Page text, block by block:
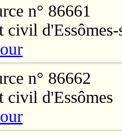
n° 86661
civil
n° 86662
civil d'Essômes